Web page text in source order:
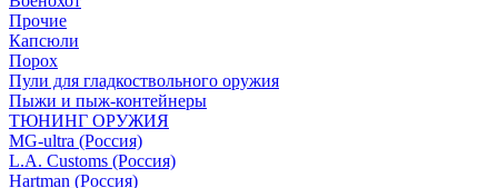
Прочие
Капсюли
Порох
Пули для гладкоствольного оружия
Пыжи и пыж-контейнеры
ТЮНИНГ ОРУЖИЯ
MG-ultra (Россия)
L.A. Customs (Россия)
Hartman (Россия)